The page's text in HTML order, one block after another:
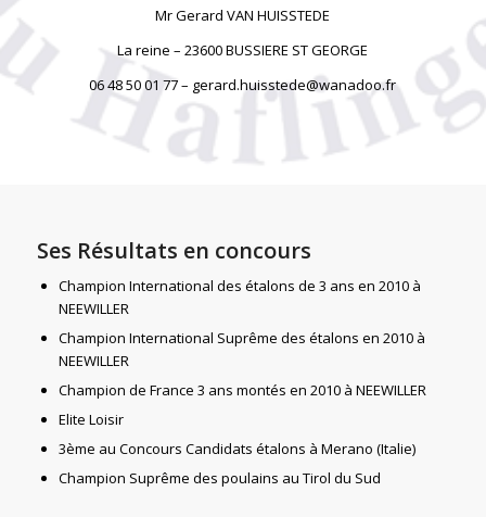
Mr Gerard VAN HUISSTEDE
La reine – 23600 BUSSIERE ST GEORGE
06 48 50 01 77 – gerard.huisstede@wanadoo.fr
Ses Résultats en concours
Champion International des étalons de 3 ans en 2010 à
NEEWILLER
Champion International Suprême des étalons en 2010 à
NEEWILLER
Champion de France 3 ans montés en 2010 à NEEWILLER
Elite Loisir
3ème au Concours Candidats étalons à Merano (Italie)
Champion Suprême des poulains au Tirol du Sud